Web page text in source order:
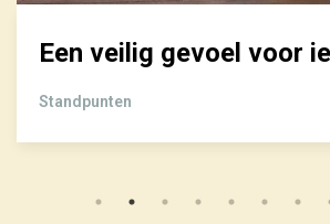
Een veilig gevoel voor
Standpunten